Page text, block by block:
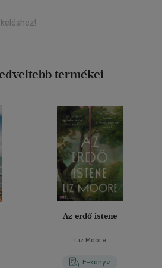
termékei
Az erdő istene
Liz Moore
E-könyv